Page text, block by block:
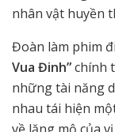
nhân vật huyền
Đoàn làm phim
Vua Đinh”chính
những tài năng
nhau tái hiện